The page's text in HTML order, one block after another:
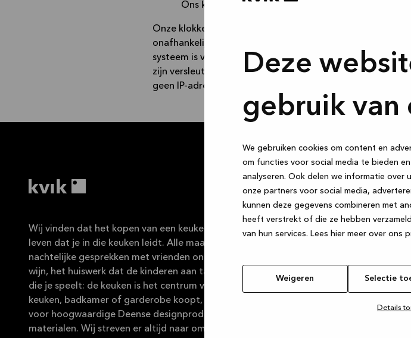
Deze
gebruik van
We gebruiken cookies om content en
om functies voor social media te bieden
analyseren. Ook delen we informatie over
onze partners voor social media,
kunnen deze gegevens combineren met
heeft verstrekt of die ze hebben
van hun services. Lees hier meer over ons
Weigeren Selectie
Details
Ons klokkenluidersbeleid:
Onze klokkenluidersdienst is een gesloten systeem,
onafhankelijke externe derde partij: WhistleB
systeem is volledig onafhankelijk van ons intranet en onze
zijn versleuteld. Om de anonimiteit van de afzender te
geen IP-adressen of andere metagegevens op.
Wij vinden dat het kopen van een keuken net zo fijn moet zijn als het
leven dat je in die keuken leidt. Alle maaltijden die je kookt, de
nachtelijke gesprekken met vrienden onder het genot van een glas
wijn, het huiswerk dat de kinderen aan tafel maken, de kaartspelletjes
die je speelt: de keuken is het centrum van je leven. Maar of je nu een
keuken, badkamer of garderobe koopt, wij zijn je vertrouwde partner
voor hoogwaardige Deense designproducten van duurzame
materialen. Wij streven er altijd naar om uitstekende klantenservice te